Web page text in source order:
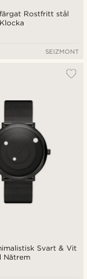
Rostfritt stål
SEIZMONT
Svart & Vit
Nätrem